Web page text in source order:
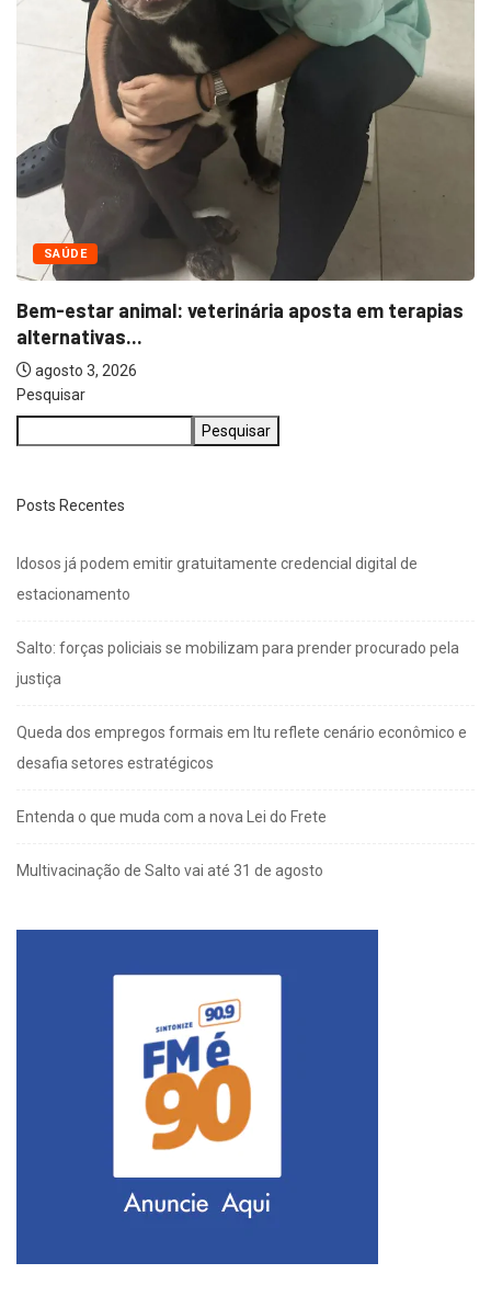
POLÍCIA
Cães da raça Shitzu são resgatados após...
agosto 1, 2026
Pesquisar
Pesquisar
Posts Recentes
Idosos já podem emitir gratuitamente credencial digital de
estacionamento
Salto: forças policiais se mobilizam para prender procurado pela
justiça
Queda dos empregos formais em Itu reflete cenário econômico e
desafia setores estratégicos
Entenda o que muda com a nova Lei do Frete
Multivacinação de Salto vai até 31 de agosto